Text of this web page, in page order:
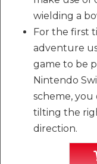
wielding a
For the first
adventure
game to be
Nintendo
scheme, you
tilting the
direction.